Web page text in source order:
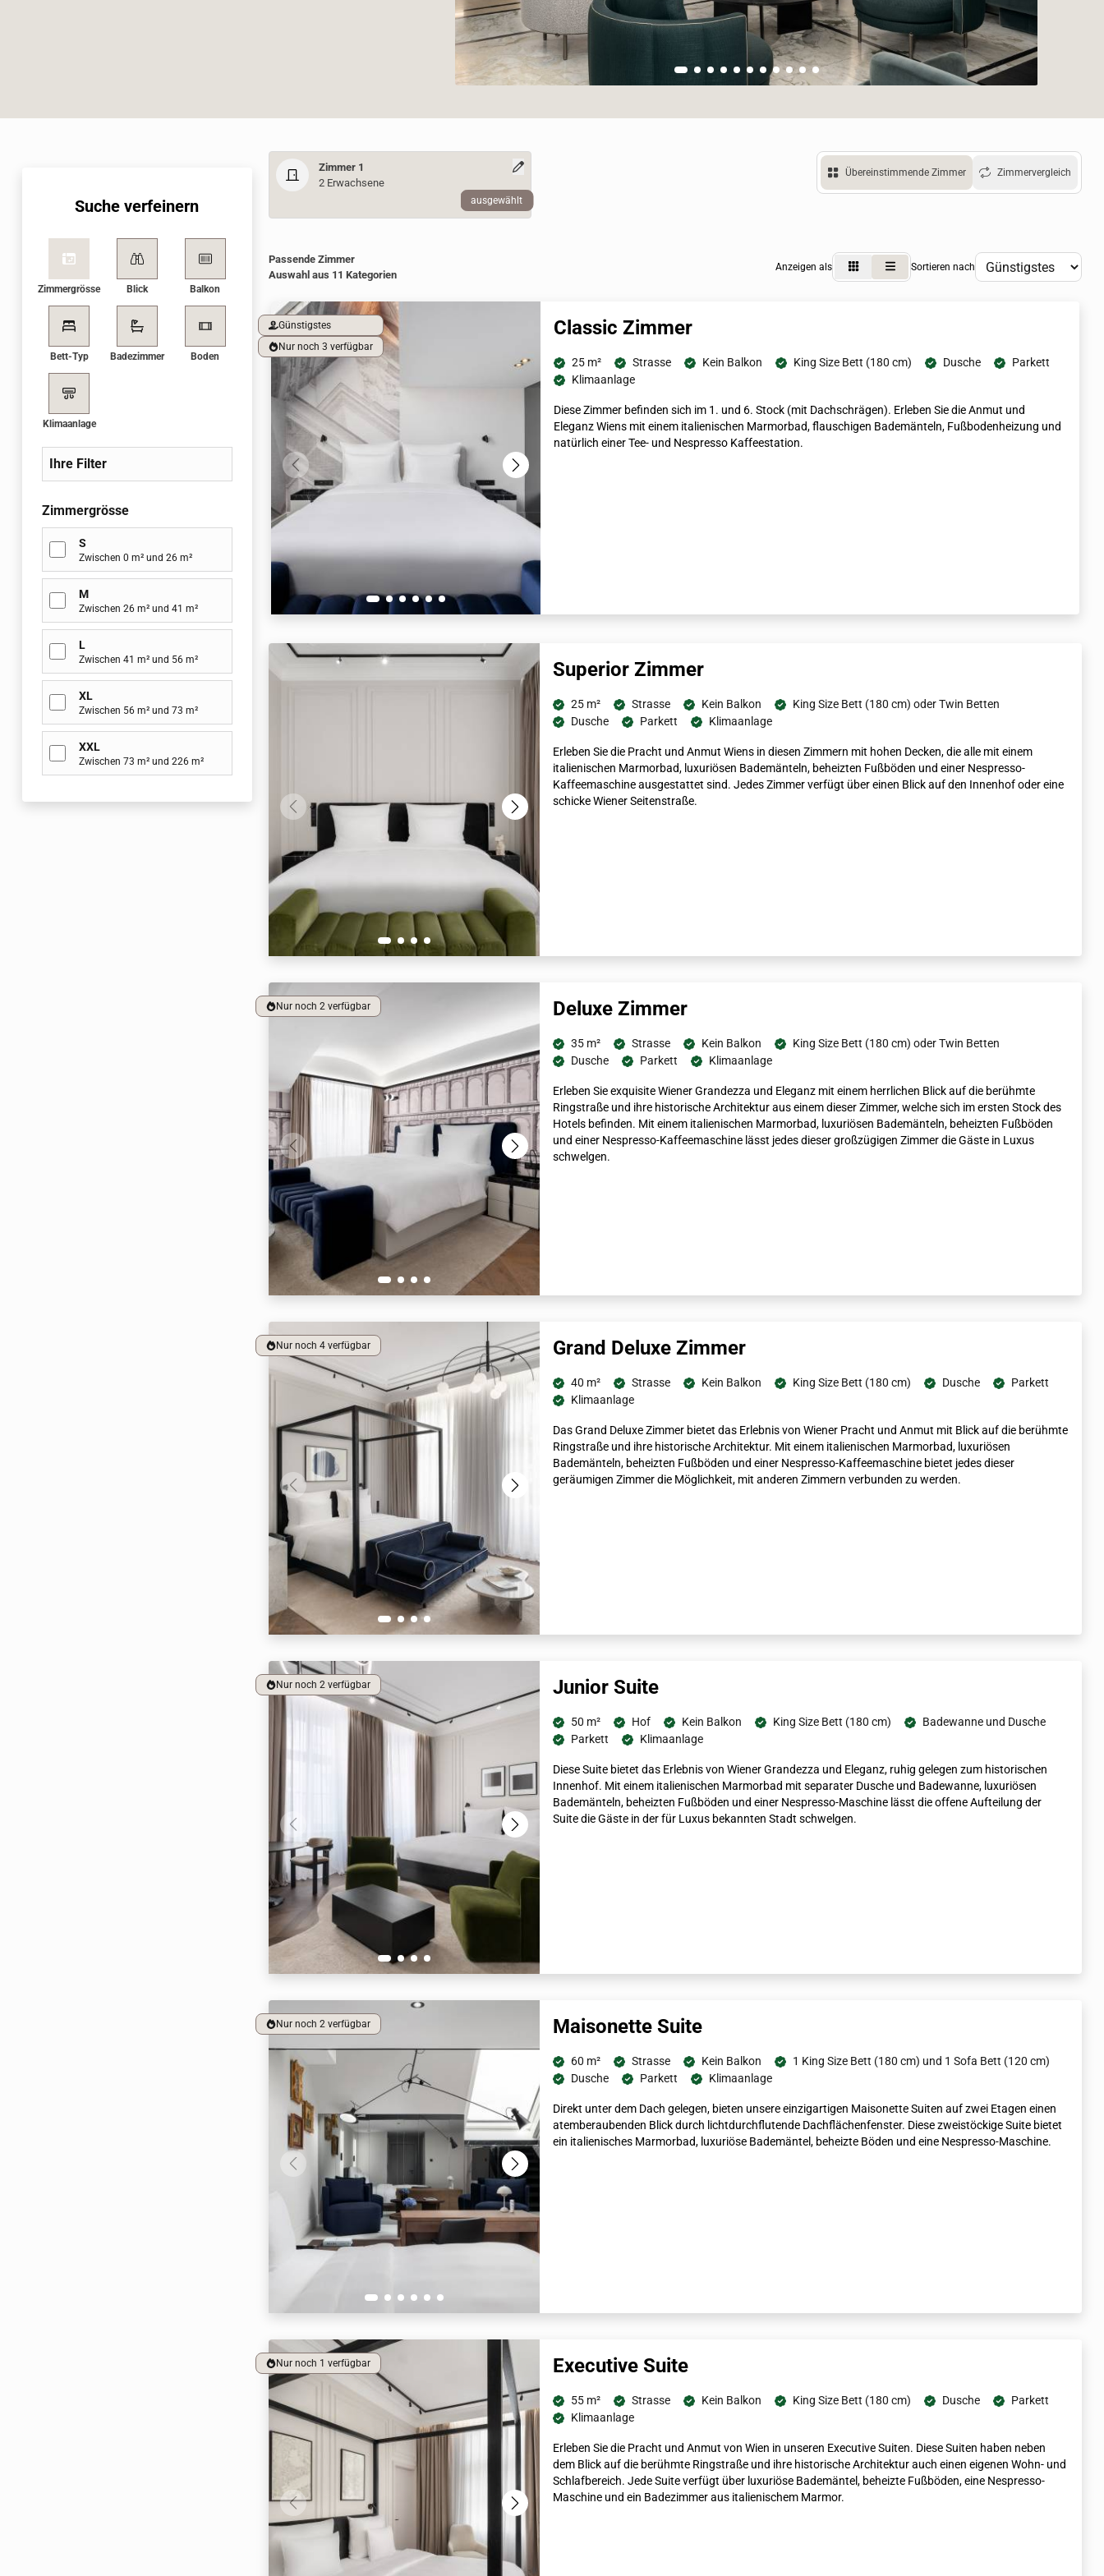
Suche verfeinern
Zimmergrösse Blick Balkon
Bett-Typ Badezimmer Boden
Klimaanlage
Ihre Filter
Zimmergrösse
S
Zwischen 0 m² und 26 m²
M
Zwischen 26 m² und 41 m²
L
Zwischen 41 m² und 56 m²
XL
Zwischen 56 m² und 73 m²
XXL
Zwischen 73 m² und 226 m²
ausgewählt
Zimmer 1
2 Erwachsene
Übereinstimmende Zimmer Zimmervergleich
WBEPLUS.SKIP_TO_UNAVAILABLE
Room selection heading
Passende Zimmer
Auswahl aus 11 Kategorien
Anzeigen als Sortieren nach
Günstigstes
Nur noch 3 verfügbar
Classic Zimmer
25 m² Strasse Kein Balkon King Size Bett (180 cm) Dusche
Parkett
Klimaanlage
Diese Zimmer befinden sich im 1. und 6. Stock (mit Dachschrägen). Erleben Sie die Anmut und
Eleganz Wiens mit einem italienischen Marmorbad, flauschigen Bademänteln, Fußbodenheizung und
natürlich einer Tee- und Nespresso Kaffeestation.
Superior Zimmer
25 m² Strasse Kein Balkon
King Size Bett (180 cm) oder Twin Betten
Dusche
Parkett Klimaanlage
Erleben Sie die Pracht und Anmut Wiens in diesen Zimmern mit hohen Decken, die alle mit einem
italienischen Marmorbad, luxuriösen Bademänteln, beheizten Fußböden und einer Nespresso-
Kaffeemaschine ausgestattet sind. Jedes Zimmer verfügt über einen Blick auf den Innenhof oder eine
schicke Wiener Seitenstraße.
Nur noch 2 verfügbar Deluxe Zimmer
35 m² Strasse Kein Balkon
King Size Bett (180 cm) oder Twin Betten
Dusche
Parkett Klimaanlage
Erleben Sie exquisite Wiener Grandezza und Eleganz mit einem herrlichen Blick auf die berühmte
Ringstraße und ihre historische Architektur aus einem dieser Zimmer, welche sich im ersten Stock des
Hotels befinden. Mit einem italienischen Marmorbad, luxuriösen Bademänteln, beheizten Fußböden
und einer Nespresso-Kaffeemaschine lässt jedes dieser großzügigen Zimmer die Gäste in Luxus
schwelgen.
Nur noch 4 verfügbar Grand Deluxe Zimmer
40 m² Strasse Kein Balkon King Size Bett (180 cm) Dusche
Parkett
Klimaanlage
Das Grand Deluxe Zimmer bietet das Erlebnis von Wiener Pracht und Anmut mit Blick auf die berühmte
Ringstraße und ihre historische Architektur. Mit einem italienischen Marmorbad, luxuriösen
Bademänteln, beheizten Fußböden und einer Nespresso-Kaffeemaschine bietet jedes dieser
geräumigen Zimmer die Möglichkeit, mit anderen Zimmern verbunden zu werden.
Nur noch 2 verfügbar Junior Suite
50 m² Hof Kein Balkon King Size Bett (180 cm)
Badewanne und Dusche
Parkett
Klimaanlage
Diese Suite bietet das Erlebnis von Wiener Grandezza und Eleganz, ruhig gelegen zum historischen
Innenhof. Mit einem italienischen Marmorbad mit separater Dusche und Badewanne, luxuriösen
Bademänteln, beheizten Fußböden und einer Nespresso-Maschine lässt die offene Aufteilung der
Suite die Gäste in der für Luxus bekannten Stadt schwelgen.
Nur noch 2 verfügbar Maisonette Suite
60 m² Strasse Kein Balkon
1 King Size Bett (180 cm) und 1 Sofa Bett (120 cm)
Dusche
Parkett Klimaanlage
Direkt unter dem Dach gelegen, bieten unsere einzigartigen Maisonette Suiten auf zwei Etagen einen
atemberaubenden Blick durch lichtdurchflutende Dachflächenfenster. Diese zweistöckige Suite bietet
ein italienisches Marmorbad, luxuriöse Bademäntel, beheizte Böden und eine Nespresso-Maschine.
Nur noch 1 verfügbar Executive Suite
55 m² Strasse Kein Balkon King Size Bett (180 cm) Dusche
Parkett
Klimaanlage
Erleben Sie die Pracht und Anmut von Wien in unseren Executive Suiten. Diese Suiten haben neben
dem Blick auf die berühmte Ringstraße und ihre historische Architektur auch einen eigenen Wohn- und
Schlafbereich. Jede Suite verfügt über luxuriöse Bademäntel, beheizte Fußböden, eine Nespresso-
Maschine und ein Badezimmer aus italienischem Marmor.